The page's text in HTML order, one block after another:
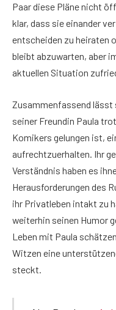
Paar diese Pläne nicht
klar, dass sie einander
entscheiden zu heiraten
bleibt abzuwarten, aber
aktuellen Situation
Zusammenfassend lässt
seiner Freundin Paula
Komikers gelungen ist,
aufrechtzuerhalten. Ihr
Verständnis haben es
Herausforderungen des
ihr Privatleben intakt zu
weiterhin seinen Humor
Leben mit Paula
Witzen eine
steckt.